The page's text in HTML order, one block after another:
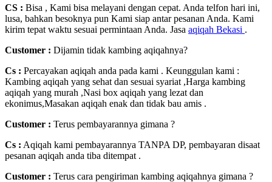
CS : Bisa , Kami bisa melayani dengan cepat. Anda telfon hari ini,
lusa, bahkan besoknya pun Kami siap antar pesanan Anda. Kami
kirim tepat waktu sesuai permintaan Anda. Jasa aqiqah Bekasi .
Customer : Dijamin tidak kambing aqiqahnya?
Cs : Percayakan aqiqah anda pada kami . Keunggulan kami :
Kambing aqiqah yang sehat dan sesuai syariat ,Harga kambing
aqiqah yang murah ,Nasi box aqiqah yang lezat dan
ekonimus,Masakan aqiqah enak dan tidak bau amis .
Customer : Terus pembayarannya gimana ?
Cs : Aqiqah kami pembayarannya TANPA DP, pembayaran disaat
pesanan aqiqah anda tiba ditempat .
Customer : Terus cara pengiriman kambing aqiqahnya gimana ?